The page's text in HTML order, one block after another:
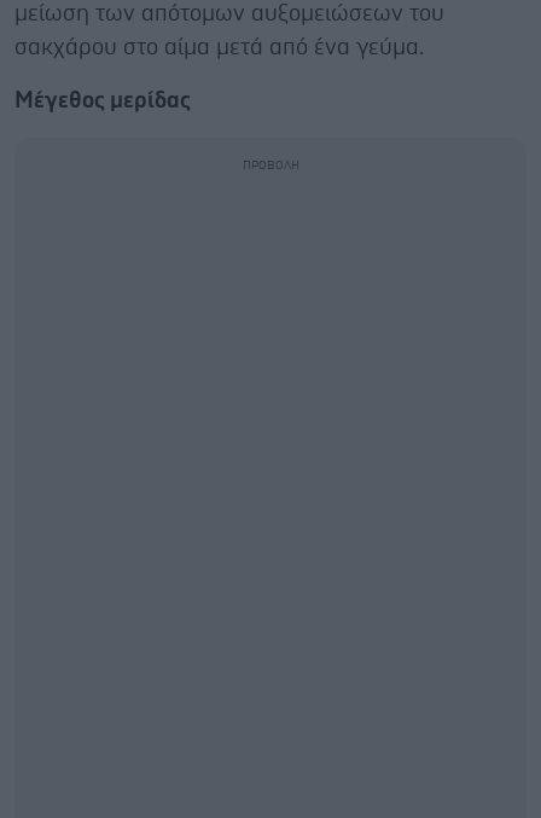
μείωση των απότομων αυξομειώσεων του
σακχάρου στο αίμα μετά από ένα γεύμα.
Μέγεθος μερίδας